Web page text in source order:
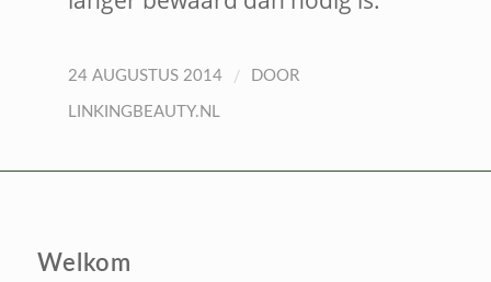
24 AUGUSTUS 2014 / DOOR
LINKINGBEAUTY.NL
WelkomLEVEN